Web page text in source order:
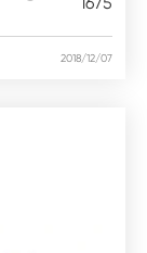
2018/12/07